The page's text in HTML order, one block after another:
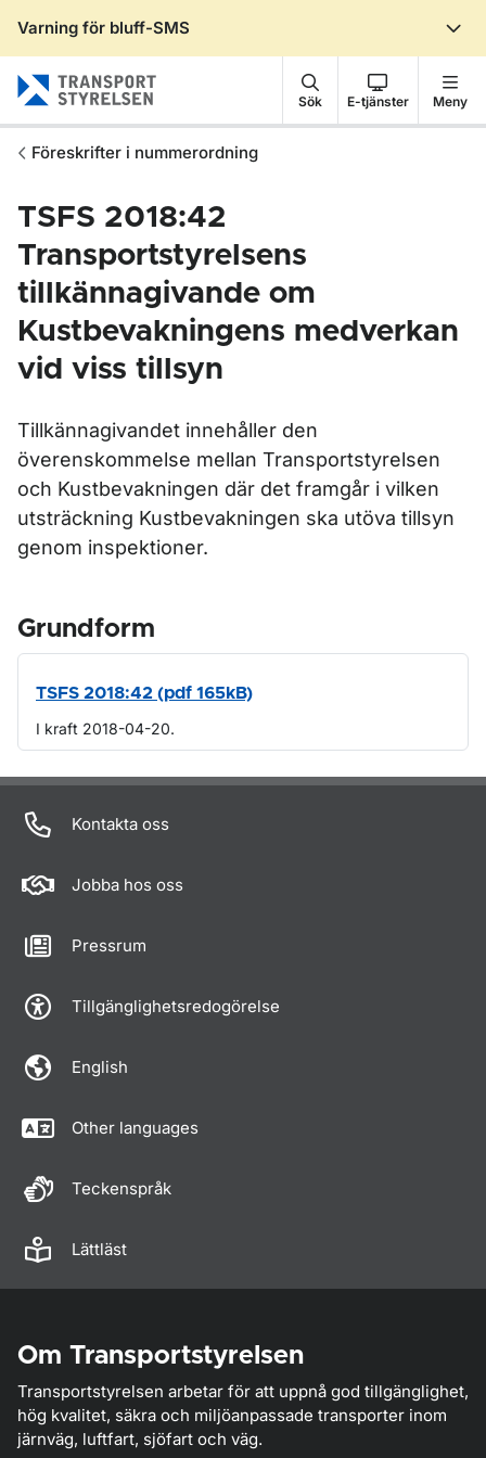
Varning för bluff-SMS
Sök E-tjänster Meny
Föreskrifter i nummerordning
TSFS 2018:42
Transportstyrelsens
tillkännagivande om
Kustbevakningens medverkan
vid viss tillsyn
Tillkännagivandet innehåller den
överenskommelse mellan Transportstyrelsen
och Kustbevakningen där det framgår i vilken
utsträckning Kustbevakningen ska utöva tillsyn
genom inspektioner.
Grundform
TSFS 2018:42 (pdf 165kB)
I kraft 2018-04-20.
Om sidan
Kontakta oss
Jobba hos oss
Pressrum
Tillgänglighetsredogörelse
English
Other languages
Teckenspråk
Lättläst
Om Transportstyrelsen
Transportstyrelsen arbetar för att uppnå god tillgänglighet,
hög kvalitet, säkra och miljöanpassade transporter inom
järnväg, luftfart, sjöfart och väg.